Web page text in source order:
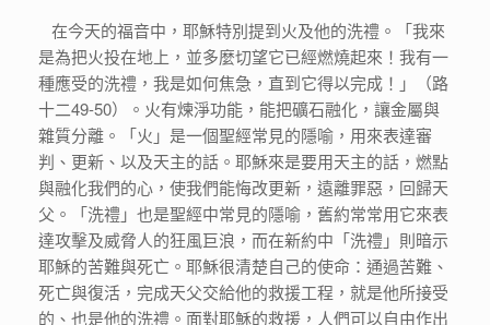
在今天的福音中，耶穌特別提到火及他的洗禮。「我來
是為把火投在地上，並多麼切望它已經燃燒起來！我有一
種應受的洗禮，我是如何焦急，直到它得以完成！」（路
十二49-50）。火有煉淨功能，能把礦石融化，讓金屬與
雜質分離。「火」是一個聖經常見的隱喻，用來表達審
判、更新、以及天主的話。耶穌來是要用天主的話，燃點
與融化我們的心，使我們能悔改更新，遠離罪惡，回歸天
父。「洗禮」也是聖經中常見的隱喻，舊約常常用它來表
達攻擊及威脅人的狂風巨浪，而在新約中「洗禮」則暗示
耶穌的苦難與死亡。耶穌很清楚自己的使命：通過苦難、
死亡與復活，完成天父交給他的救援工程，就是他所接受
的、也是他的洗禮。面對耶穌的救援，人們可以自由作出